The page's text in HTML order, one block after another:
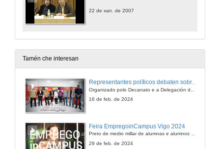
22 de xan. de 2007
Tamén che interesan
Representantes políticos debaten sobre educación e xuventude no campus de Pontevedra
16 de feb. de 2024
Feira EmpregoinCampus Vigo 2024
Preto de medio millar de alumnas e alumnos buscan coñecer máis de preto as oportunidades que lles achegan as arredor de medio cento de empresas que participan na edición viguesa da feira. Xunto coa visita aos stands, durante a feria desenvólvense varias actividades complementarias, como obradoiros, conversas, mesas redondas ou o pasaporte de empregabilidade, un espazo no que poderán recibir asesoramento sobre o seu CV.
29 de feb. de 2024